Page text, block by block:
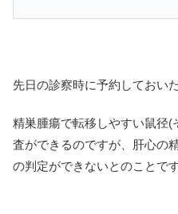
先日の診察時に予約しておい
精巣腫瘍で転移しやすい鼠径(
査ができるのですが、肝心の
の判定ができないとのことです